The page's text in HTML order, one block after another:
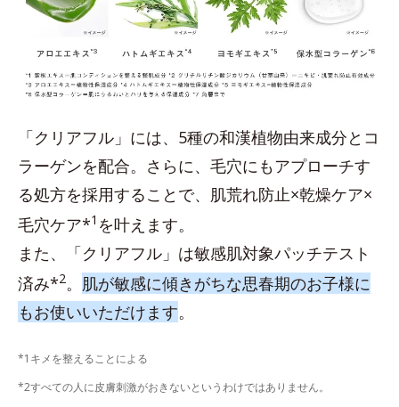
「クリアフル」には、5種の和漢植物由来成分とコ
ラーゲンを配合。さらに、毛穴にもアプローチす
る処方を採用することで、肌荒れ防止×乾燥ケア×
毛穴ケア*1 を叶えます。
また、「クリアフル」は敏感肌対象パッチテスト
済み*2。 肌が敏感に傾きがちな思春期のお子様に
もお使いいただけます。
*1キメを整えることによる
*2すべての人に皮膚刺激がおきないというわけではありません。